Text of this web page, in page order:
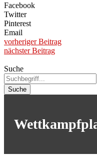
Facebook
Twitter
Pinterest
Email
vorheriger Beitrag
nächster Beitrag
Suche
Suche